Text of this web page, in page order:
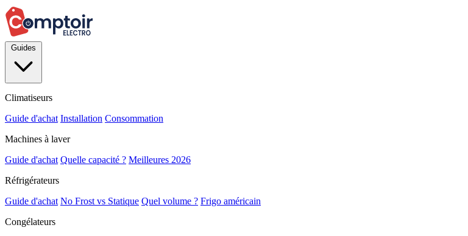
Climatiseurs
Guide d'achat Installation Consommation
Machines à laver
Guide d'achat Quelle capacité ? Meilleures 2026
Réfrigérateurs
Guide d'achat No Frost vs Statique Quel volume ? Frigo américain
Congélateurs